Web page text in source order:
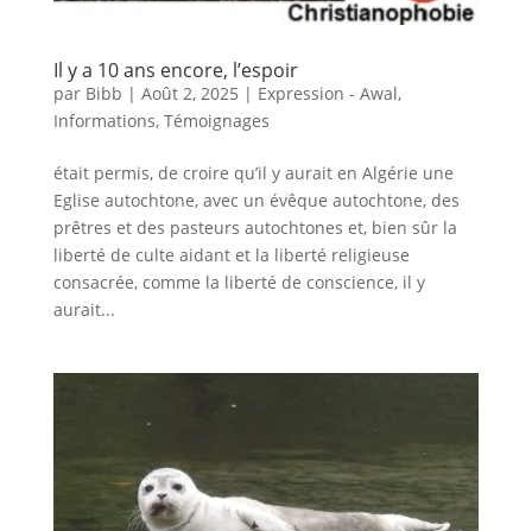
Il y a 10 ans encore, l’espoir
par Bibb | Août 2, 2025 | Expression - Awal,
Informations, Témoignages
était permis, de croire qu’il y aurait en Algérie une
Eglise autochtone, avec un évêque autochtone, des
prêtres et des pasteurs autochtones et, bien sûr la
liberté de culte aidant et la liberté religieuse
consacrée, comme la liberté de conscience, il y
aurait...